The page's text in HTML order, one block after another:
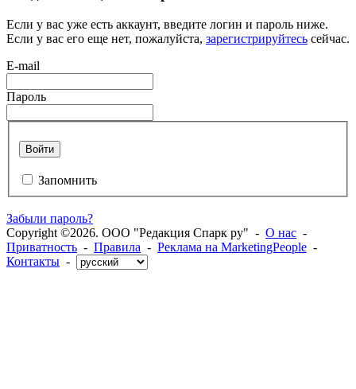
Если у вас уже есть аккаунт, введите логин и пароль ниже.
Если у вас его еще нет, пожалуйста, зарегистрируйтесь сейчас.
E-mail
Пароль
Войти
Запомнить
Забыли пароль?
Copyright ©2026. ООО "Редакция Спарк ру" - О нас -
Приватность - Правила - Реклама на MarketingPeople -
Контакты -